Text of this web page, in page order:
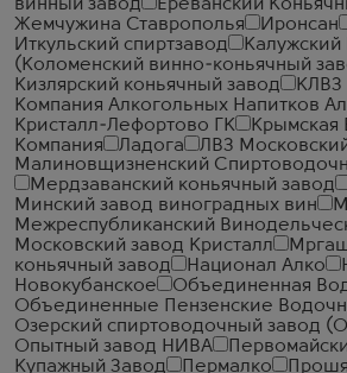
винный завод
Ереванский
Жемчужина Ставрополья
Иронсан
Иткульский спиртзавод
Калужский
(Коломенский винно-коньячный
Кизлярский коньячный завод
КЛВЗ
Компания Алкогольных Напитков
Кристалл-Лефортово ГК
Крымская
Компания
Ладога
ЛВЗ
Малиновщизненский
Мердзаванский коньячный завод
Минский завод виноградных вин
Межреспубликанский
Московский завод Кристалл
коньячный завод
Национал Алко
Новокубанское
Объединенная
Объединенные Пензенские
Озерский спиртоводочный завод
Опытный завод НИВА
Купажный Завод
Пермалко